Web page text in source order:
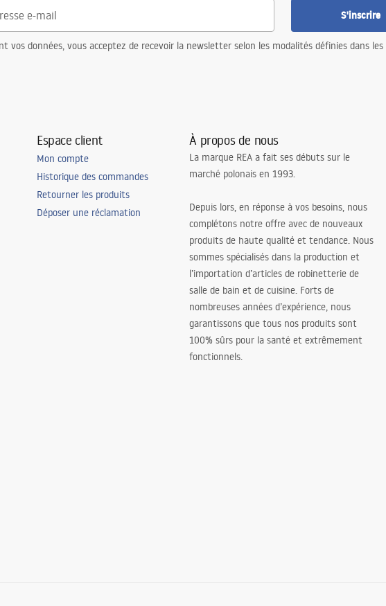
S'inscrire
vos données, vous acceptez de recevoir la newsletter selon les modalités définies dans les
Espace client
Mon compte
Historique des commandes
Retourner les produits
Déposer une réclamation
À propos de nous
La marque REA a fait ses débuts sur le
marché polonais en 1993.
Depuis lors, en réponse à vos besoins, nous
complétons notre offre avec de nouveaux
produits de haute qualité et tendance. Nous
sommes spécialisés dans la production et
l’importation d’articles de robinetterie de
salle de bain et de cuisine. Forts de
nombreuses années d’expérience, nous
garantissons que tous nos produits sont
100% sûrs pour la santé et extrêmement
fonctionnels.